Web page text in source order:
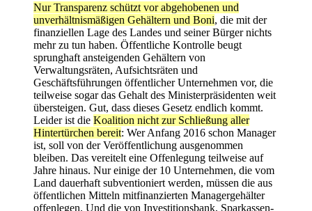
Nur Transparenz schützt vor abgehobenen und
unverhältnismäßigen Gehältern und Boni, die mit der
finanziellen Lage des Landes und seiner Bürger nichts
mehr zu tun haben. Öffentliche Kontrolle beugt
sprunghaft ansteigenden Gehältern von
Verwaltungsräten, Aufsichtsräten und
Geschäftsführungen öffentlicher Unternehmen vor, die
teilweise sogar das Gehalt des Ministerpräsidenten weit
übersteigen. Gut, dass dieses Gesetz endlich kommt.
Leider ist die Koalition nicht zur Schließung aller
Hintertürchen bereit: Wer Anfang 2016 schon Manager
ist, soll von der Veröffentlichung ausgenommen
bleiben. Das vereitelt eine Offenlegung teilweise auf
Jahre hinaus. Nur einige der 10 Unternehmen, die vom
Land dauerhaft subventioniert werden, müssen die aus
öffentlichen Mitteln mitfinanzierten Managergehälter
offenlegen. Und die von Investitionsbank, Sparkassen-